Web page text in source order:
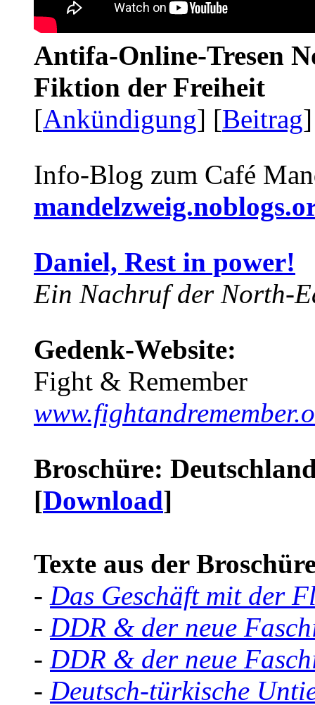
Antifa-Online-Tresen
Fiktion der Freiheit
[Ankündigung] [Beitrag
Info-Blog zum Café
Daniel, Rest in power!
Ein Nachruf der North-
Gedenk-Website:
Fight & Remember
Broschüre:
[Download]
Texte aus der
- Das Geschäft mit der
- DDR & der neue
- DDR & der neue
- Deutsch-türkische